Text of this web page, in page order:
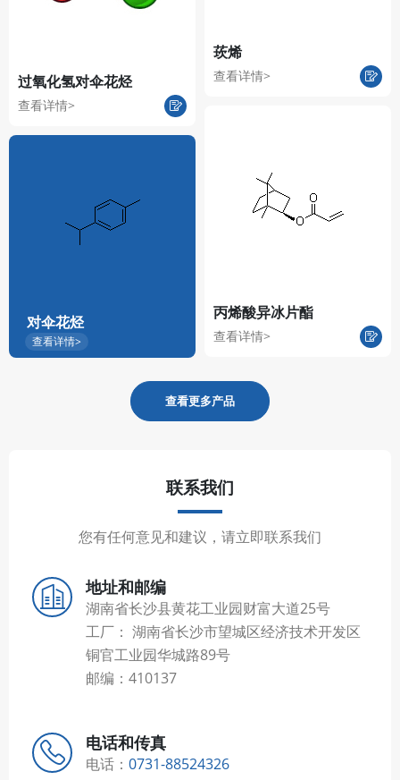
过氧化氢对伞花烃
查看详情>
莰烯
查看详情>
对伞花烃
查看详情>
丙烯酸异冰片酯
查看详情>
查看更多产品
联系我们
您有任何意见和建议，请立即联系我们
地址和邮编
湖南省长沙县黄花工业园财富大道25号
工厂： 湖南省长沙市望城区经济技术开发区
铜官工业园华城路89号
邮编：410137
电话和传真
电话： 0731-88524326